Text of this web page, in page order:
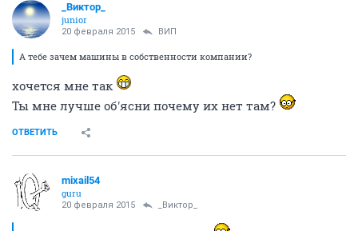
_Виктор_
juniоr
20 февраля 2015 ВИП
А тебе зачем машины в собственности компании?
хочется мне так
Ты мне лучше об'ясни почему их нет там?
ОТВЕТИТЬ
mixail54
guru
20 февраля 2015 _Виктор_